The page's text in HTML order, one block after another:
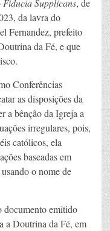
Fiducia Supplicans, de
da lavra do
Fernandez, prefeito
da Fé, e que
Conferências
as disposições da
a bênção da Igreja a
irregulares, pois,
católicos, ela
baseadas em
o nome de
documento emitido
a Doutrina da Fé, em